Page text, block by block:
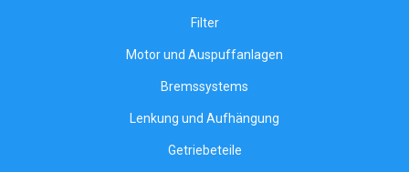
Filter
Motor und Auspuffanlagen
Bremssystems
Lenkung und Aufhängung
Getriebeteile